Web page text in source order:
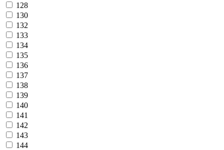
128
130
132
133
134
135
136
137
138
139
140
141
142
143
144